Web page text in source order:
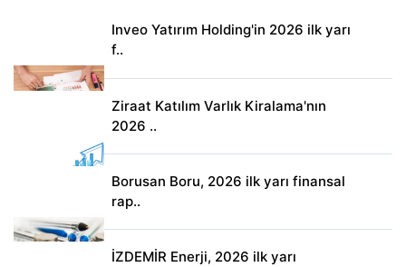
Inveo Yatırım Holding'in 2026 ilk yarı
f..
Ziraat Katılım Varlık Kiralama'nın
2026 ..
Borusan Boru, 2026 ilk yarı finansal
rap..
İZDEMİR Enerji, 2026 ilk yarı